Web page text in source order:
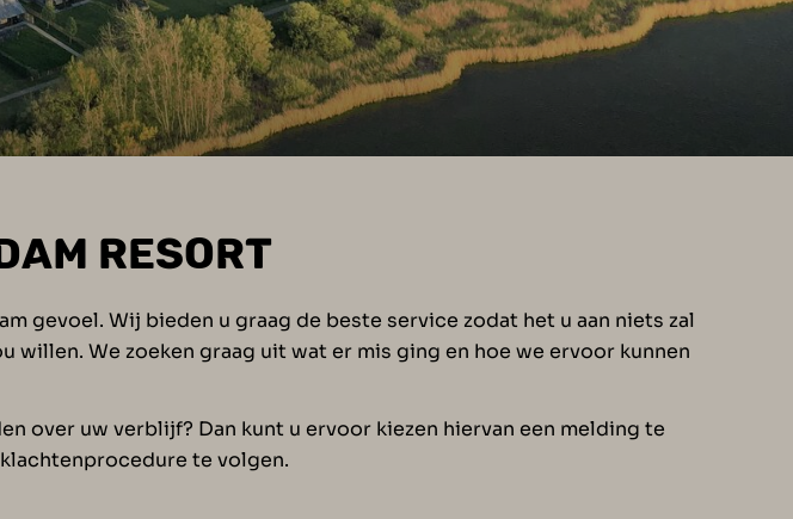
RESORT
gevoel. Wij bieden u graag de beste service zodat het u aan niets zal
We zoeken graag uit wat er mis ging en hoe we ervoor kunnen
over uw verblijf? Dan kunt u ervoor kiezen hiervan een melding te
te volgen.